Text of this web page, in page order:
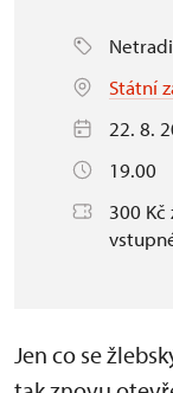
Státní
22. 8.
19.00
300
Jen co se